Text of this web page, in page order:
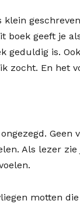
boek geeft je
geduldig is.
zocht. En het
Geen
Als lezer
motten